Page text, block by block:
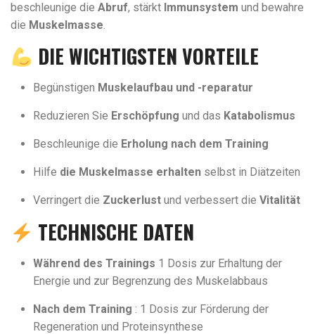
beschleunige die Abruf, stärkt Immunsystem und bewahre
die Muskelmasse.
DIE WICHTIGSTEN VORTEILE
Begünstigen Muskelaufbau und -reparatur
Reduzieren Sie Erschöpfung und das Katabolismus
Beschleunige die Erholung nach dem Training
Hilfe die Muskelmasse erhalten selbst in Diätzeiten
Verringert die Zuckerlust und verbessert die Vitalität
TECHNISCHE DATEN
Während des Trainings 1 Dosis zur Erhaltung der
Energie und zur Begrenzung des Muskelabbaus
Nach dem Training : 1 Dosis zur Förderung der
Regeneration und Proteinsynthese